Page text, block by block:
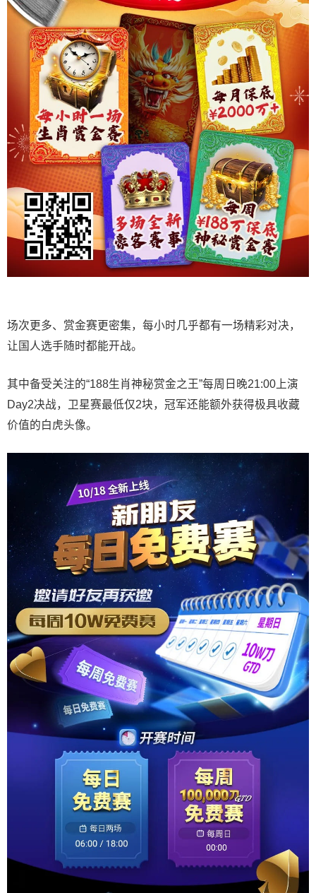
场次更多、赏金赛更密集，每小时几乎都有一场精彩对决，
让国人选手随时都能开战。
其中备受关注的“188生肖神秘赏金之王”每周日晚21:00上演
Day2决战，卫星赛最低仅2块，冠军还能额外获得极具收藏
价值的白虎头像。